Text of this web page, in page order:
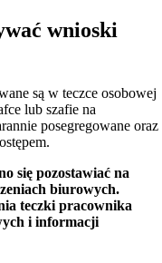
wnioski
są w teczce osobowej
lub szafie na
posegregowane oraz
się pozostawiać na
biurowych.
teczki pracownika
i informacji